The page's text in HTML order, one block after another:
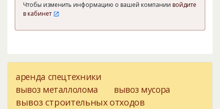
Чтобы изменить информацию о вашей компании войдите
в кабинет
аренда спецтехники
вывоз металлолома
вывоз мусора
вывоз строительных отходов